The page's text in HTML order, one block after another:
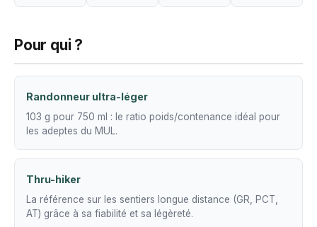
Pour qui ?
Randonneur ultra-léger
103 g pour 750 ml : le ratio poids/contenance idéal pour
les adeptes du MUL.
Thru-hiker
La référence sur les sentiers longue distance (GR, PCT,
AT) grâce à sa fiabilité et sa légèreté.